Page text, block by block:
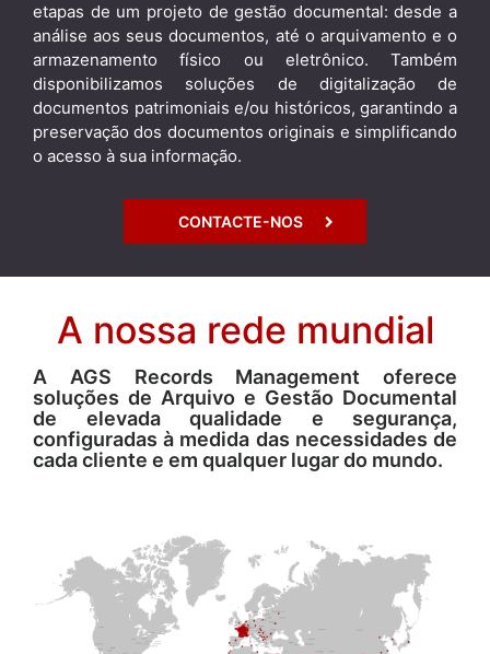
etapas de um projeto de gestão documental: desde a
análise aos seus documentos, até o arquivamento e o
armazenamento físico ou eletrônico. Também
disponibilizamos soluções de digitalização de
documentos patrimoniais e/ou históricos, garantindo a
preservação dos documentos originais e simplificando
o acesso à sua informação.
CONTACTE-NOS
A nossa rede mundial
A AGS Records Management oferece
soluções de Arquivo e Gestão Documental
de elevada qualidade e segurança,
configuradas à medida das necessidades de
cada cliente e em qualquer lugar do mundo.